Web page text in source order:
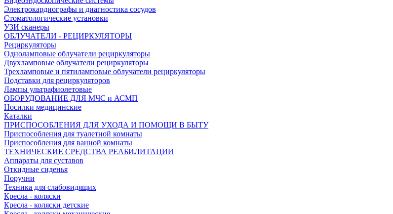
Электрокардиографы и диагностика сосудов
Стоматологические установки
УЗИ сканеры
ОБЛУЧАТЕЛИ - РЕЦИРКУЛЯТОРЫ
Рециркуляторы
Одноламповые облучатели рециркуляторы
Двухламповые облучатели рециркуляторы
Трехламповые и пятиламповые облучатели рециркуляторы
Подставки для рециркуляторов
Лампы ультрафиолетовые
ОБОРУДОВАНИЕ ДЛЯ МЧС и АСМП
Носилки медицинские
Каталки
ПРИСПОСОБЛЕНИЯ ДЛЯ УХОДА И ПОМОЩИ В БЫТУ
Приспособления для туалетной комнаты
Приспособления для ванной комнаты
ТЕХНИЧЕСКИЕ СРЕДСТВА РЕАБИЛИТАЦИИ
Аппараты для суставов
Откидные сиденья
Поручни
Техника для слабовидящих
Кресла - коляски
Кресла - коляски детские